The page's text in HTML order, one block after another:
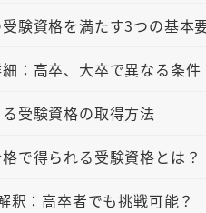
験資格を満たす3つの基本
：高卒、大卒で異なる条件
受験資格の取得方法
で得られる受験資格とは？
釈：高卒者でも挑戦可能？